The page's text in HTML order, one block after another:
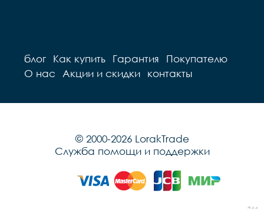
блог Как купить Гарантия
Покупателю
О нас
Акции и скидки контакты
© 2000-2026 LorakTrade
Служба помощи и поддержки